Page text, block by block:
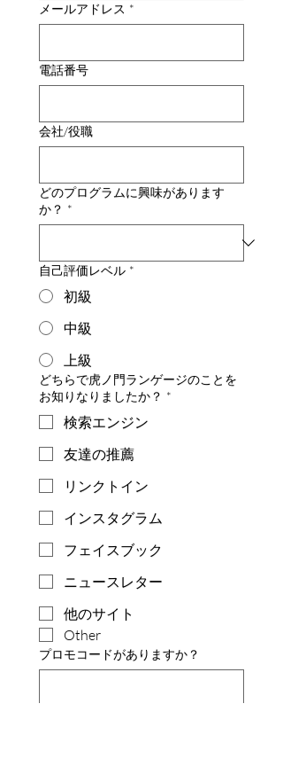
メールアドレス *
電話番号
会社/役職
どのプログラムに興味があります
か？ *
自己評価レベル *
初級
中級
上級
どちらで虎ノ門ランゲージのことを
お知りなりましたか？ *
検索エンジン
友達の推薦
リンクトイン
インスタグラム
フェイスブック
ニュースレター
他のサイト
Other
プロモコードがありますか？